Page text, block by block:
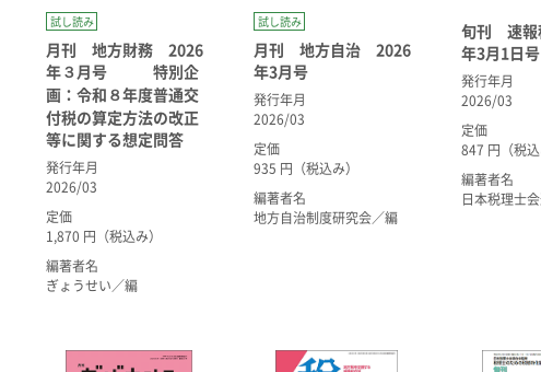
試し読み
月刊 地方財務 2026
年３月号 特別企
画：令和８年度普通交
付税の算定方法の改正
等に関する想定問答
発行年月
2026/03
定価
1,870 円（税込み）
編著者名
ぎょうせい／編
試し読み
月刊 地方自治 2026
年3月号
発行年月
2026/03
定価
935 円（税込み）
編著者名
地方自治制度研究会／編
旬刊 速
年3月1日号
発行年月
2026/03
定価
847 円（税込
編著者名
日本税理士